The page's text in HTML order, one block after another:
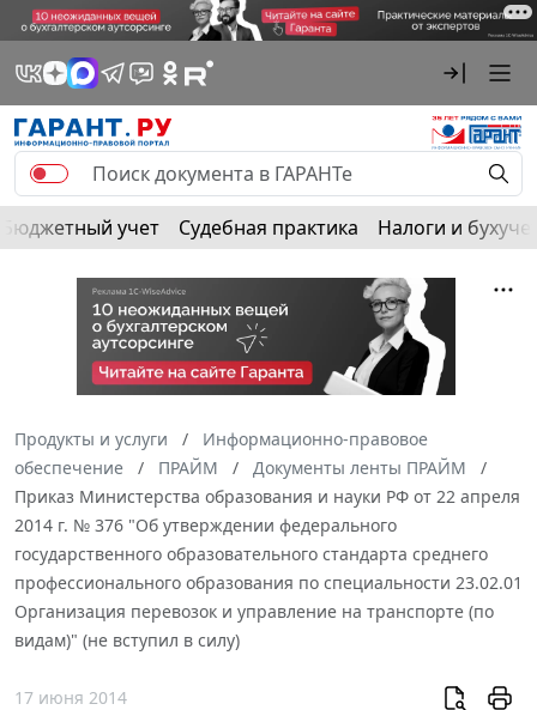
Бюджетный учет Судебная практика Налоги и
Продукты и услуги
Информационно-правовое
обеспечение
ПРАЙМ
Документы ленты ПРАЙМ
Приказ Министерства образования и науки РФ от 22 апреля
2014 г. № 376 "Об утверждении федерального
государственного образовательного стандарта среднего
профессионального образования по специальности 23.02.01
Организация перевозок и управление на транспорте (по
видам)" (не вступил в силу)
17 июня 2014